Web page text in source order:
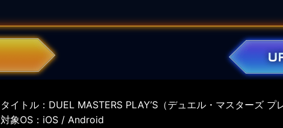
タイトル：DUEL MASTERS PLAY’S（デュエル・マスターズ プ
対象OS：iOS / Android